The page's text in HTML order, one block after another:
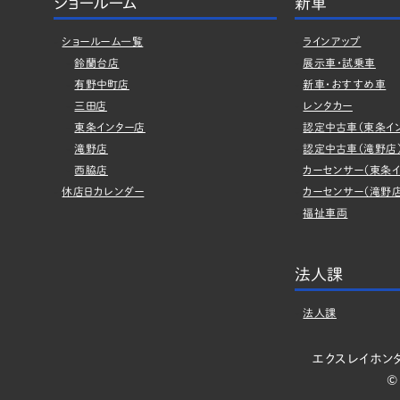
ショールーム一覧
鈴蘭台店
有野中町店
三田店
東条インター店
滝野店
西脇店
休店日カレンダー
ラインアップ
展示車・試乗車
新車・おすすめ車
レンタカー
認定中古車（東条イ
認定中古車（滝野店
カーセンサー（東条
カーセンサー（滝野
福祉車両
法人課
法人課
エクスレイホ
©